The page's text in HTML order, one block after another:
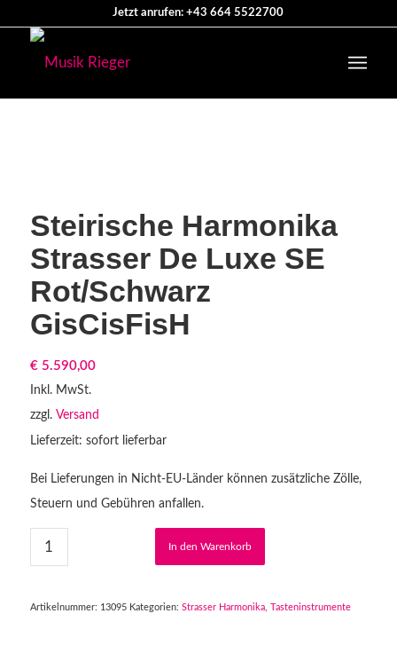
Jetzt anrufen: +43 664 5522700
Steirische Harmonika
Strasser De Luxe SE
Rot/Schwarz
GisCisFisH
€5.590,00
Inkl. MwSt.
zzgl. Versand
Lieferzeit: sofort lieferbar
Bei Lieferungen in Nicht-EU-Länder können zusätzliche Zölle,
Steuern und Gebühren anfallen.
In den Warenkorb
Artikelnummer: 13095 Kategorien: Strasser Harmonika, Tasteninstrumente